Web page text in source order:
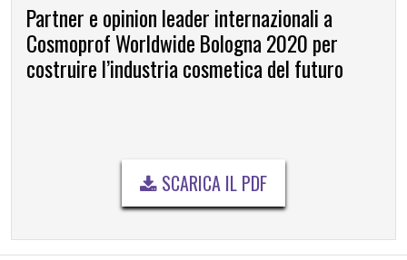
Partner e opinion leader internazionali a
Cosmoprof Worldwide Bologna 2020 per
costruire l’industria cosmetica del futuro
SCARICA IL PDF